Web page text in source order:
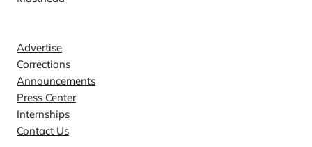
Advertise
Corrections
Announcements
Press Center
Internships
Contact Us